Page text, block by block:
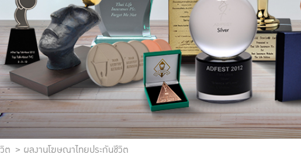
ต ผลงานโฆษณาไทยประกันชีวิต